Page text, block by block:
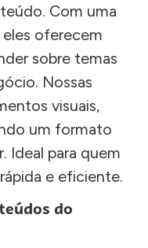
Com uma
eles oferecem
sobre temas
Nossas
visuais,
um formato
Ideal para quem
e eficiente.
do